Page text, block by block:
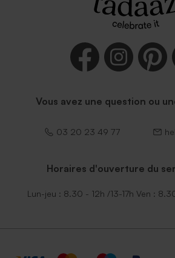
Enveloppe rectangle noire
Vous avez une question ou
03 20 23 49 77
Horaires d'ouverture du
Lun-jeu : 8.30 - 12h /13-17h Ven :